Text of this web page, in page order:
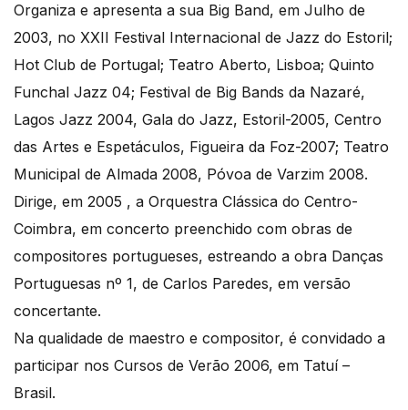
Organiza e apresenta a sua Big Band, em Julho de
2003, no XXII Festival Internacional de Jazz do Estoril;
Hot Club de Portugal; Teatro Aberto, Lisboa; Quinto
Funchal Jazz 04; Festival de Big Bands da Nazaré,
Lagos Jazz 2004, Gala do Jazz, Estoril-2005, Centro
das Artes e Espetáculos, Figueira da Foz-2007; Teatro
Municipal de Almada 2008, Póvoa de Varzim 2008.
Dirige, em 2005 , a Orquestra Clássica do Centro-
Coimbra, em concerto preenchido com obras de
compositores portugueses, estreando a obra Danças
Portuguesas nº 1, de Carlos Paredes, em versão
concertante.
Na qualidade de maestro e compositor, é convidado a
participar nos Cursos de Verão 2006, em Tatuí –
Brasil.